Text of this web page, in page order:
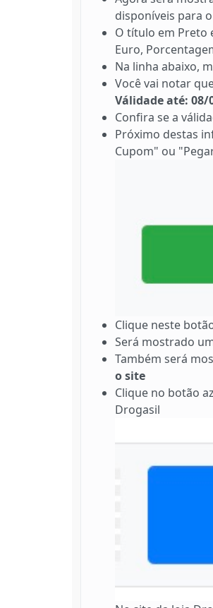
disponíveis para
O título em Preto
Euro,
Na linha abaixo,
Você vai notar
Válidade até: 08/
Confira se a
Próximo destas
Cupom" ou
Clique neste
Será mostrado
Também será
o site
Clique no botão
Drogasil